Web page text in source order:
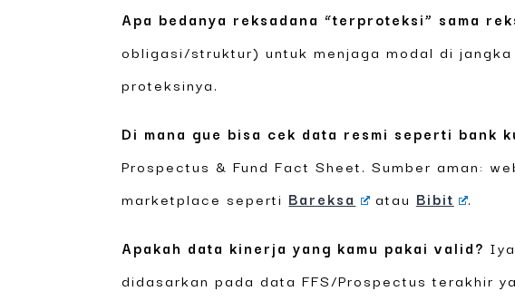
Apa bedanya reksadana “terproteksi” sama
obligasi/struktur) untuk menjaga modal di
proteksinya.
Di mana gue bisa cek data resmi seperti bank
Prospectus & Fund Fact Sheet. Sumber aman:
marketplace seperti Bareksa atau Bibit .
Apakah data kinerja yang kamu pakai valid?
didasarkan pada data FFS/Prospectus terakhir